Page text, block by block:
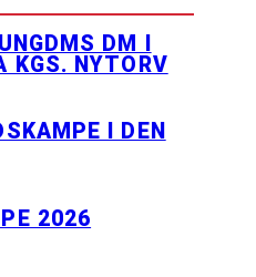
DM I
KGS. NYTORV
I DEN
2026